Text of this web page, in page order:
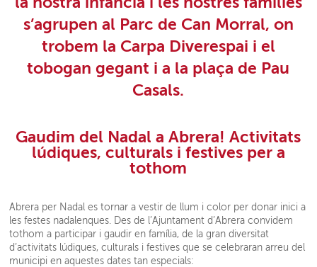
s’agrupen al Parc de Can Morral, on
trobem la Carpa Diverespai i el
tobogan gegant i a la plaça de Pau
Casals.
Gaudim del Nadal a Abrera! Activitats
lúdiques, culturals i festives per a
tothom
Abrera per Nadal es tornar a vestir de llum i color per donar inici a
les festes nadalenques. Des de l’Ajuntament d’Abrera convidem
tothom a participar i gaudir en família, de la gran diversitat
d’activitats lúdiques, culturals i festives que se celebraran arreu del
municipi en aquestes dates tan especials: